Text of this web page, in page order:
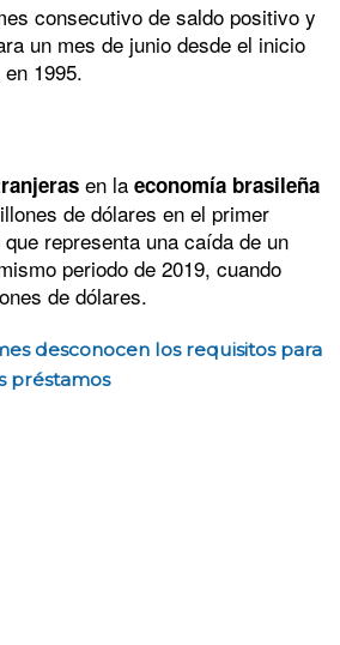
consecutivo de saldo positivo y
un mes de junio desde el inicio
1995.
en la economía brasileña
de dólares en el primer
representa una caída de un
periodo de 2019, cuando
de dólares.
desconocen los requisitos para
préstamos